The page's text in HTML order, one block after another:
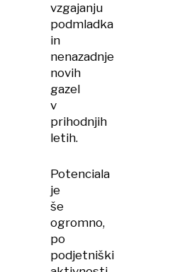
vzgajanju
podmladka
in
nenazadnje
novih
gazel
v
prihodnjih
letih.
Potenciala
je
še
ogromno,
po
podjetniški